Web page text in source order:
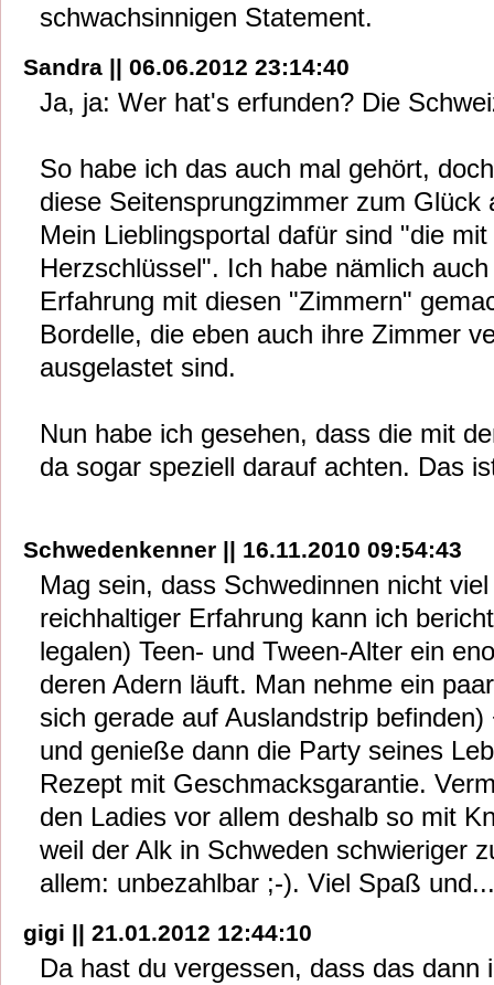
schwachsinnigen Statement.
Sandra || 06.06.2012 23:14:40
Ja, ja: Wer hat's erfunden? Die
So habe ich das auch mal gehört,
diese Seitensprungzimmer zum Glück
Mein Lieblingsportal dafür sind "die
Herzschlüssel". Ich habe nämlich
Erfahrung mit diesen "Zimmern"
Bordelle, die eben auch ihre Zimmer
ausgelastet sind.
Nun habe ich gesehen, dass die mit
da sogar speziell darauf achten. Das
Schwedenkenner || 16.11.2010 09:54:43
Mag sein, dass Schwedinnen nicht
reichhaltiger Erfahrung kann ich
legalen) Teen- und Tween-Alter ein
deren Adern läuft. Man nehme ein
sich gerade auf Auslandstrip
und genieße dann die Party seines
Rezept mit Geschmacksgarantie.
den Ladies vor allem deshalb so mit
weil der Alk in Schweden schwieriger
allem: unbezahlbar ;-). Viel Spaß
gigi || 21.01.2012 12:44:10
Da hast du vergessen, dass das dann